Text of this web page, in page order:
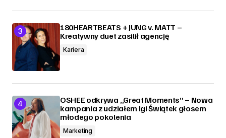
180HEARTBEATS + JUNG v. MATT –
Kreatywny duet zasilił agencję
Kariera
OSHEE odkrywa „Great Moments” – Nowa
kampania z udziałem Igi Świątek głosem
młodego pokolenia
Marketing